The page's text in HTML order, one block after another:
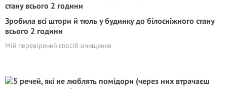
Зробила всі штори й тюль у будинку до білосніжного стану
всього 2 години
Мій перевірений спосіб очищення